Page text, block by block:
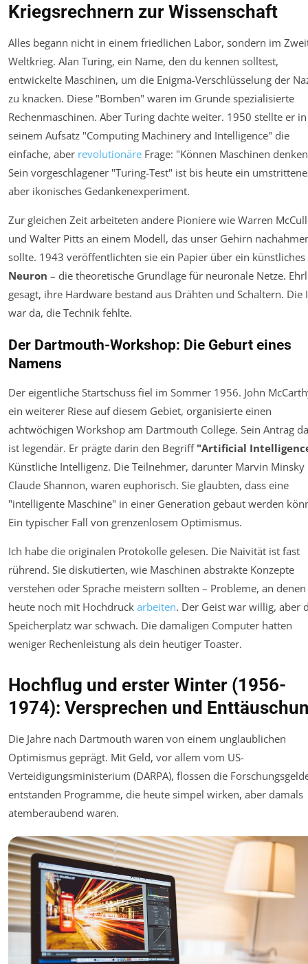
Kriegsrechnern zur Wissenschaft
Alles begann nicht in einem friedlichen Labor, sondern im
Weltkrieg. Alan Turing, ein Name, den du kennen solltest,
entwickelte Maschinen, um die Enigma-Verschlüsselung der
zu knacken. Diese "Bomben" waren im Grunde spezialisierte
Rechenmaschinen. Aber Turing dachte weiter. 1950 stellte er in
seinem Aufsatz "Computing Machinery and Intelligence" die
einfache, aber revolutionäre Frage: "Können Maschinen
Sein vorgeschlagener "Turing-Test" ist bis heute ein
aber ikonisches Gedankenexperiment.
Zur gleichen Zeit arbeiteten andere Pioniere wie Warren
und Walter Pitts an einem Modell, das unser Gehirn
sollte. 1943 veröffentlichten sie ein Papier über ein künstliches
Neuron – die theoretische Grundlage für neuronale Netze.
gesagt, ihre Hardware bestand aus Drähten und Schaltern. Die
war da, die Technik fehlte.
Der Dartmouth-Workshop: Die Geburt eines
Namens
Der eigentliche Startschuss fiel im Sommer 1956. John
ein weiterer Riese auf diesem Gebiet, organisierte einen
achtwöchigen Workshop am Dartmouth College. Sein Antrag
ist legendär. Er prägte darin den Begriff "Artificial
Künstliche Intelligenz. Die Teilnehmer, darunter Marvin Minsky
Claude Shannon, waren euphorisch. Sie glaubten, dass eine
"intelligente Maschine" in einer Generation gebaut werden
Ein typischer Fall von grenzenlosem Optimismus.
Ich habe die originalen Protokolle gelesen. Die Naivität ist fast
rührend. Sie diskutierten, wie Maschinen abstrakte Konzepte
verstehen oder Sprache meistern sollten – Probleme, an
heute noch mit Hochdruck arbeiten. Der Geist war willig, aber
Speicherplatz war schwach. Die damaligen Computer hatten
weniger Rechenleistung als dein heutiger Toaster.
Hochflug und erster Winter (1956-
1974): Versprechen und
Die Jahre nach Dartmouth waren von einem unglaublichen
Optimismus geprägt. Mit Geld, vor allem vom US-
Verteidigungsministerium (DARPA), flossen die
entstanden Programme, die heute simpel wirken, aber damals
atemberaubend waren.